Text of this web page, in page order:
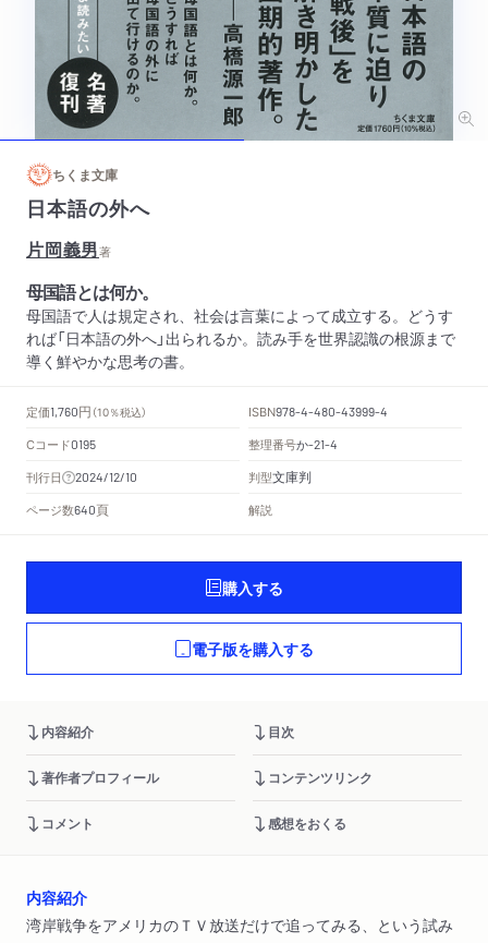
ちくま文庫
日本語の外へ
片岡義男著
母国語とは何か。
母国語で人は規定され、社会は言葉によって成立する。どうす
れば「日本語の外へ」出られるか。読み手を世界認識の根源まで
導く鮮やかな思考の書。
定価1,760円 （10％税込） ISBN978-4-480-43999-4
Cコード0195 整理番号か-21-4
刊行日 2024/12/10 判型文庫判
ページ数640頁 解説
購入する
電子版を購入する
内容紹介 目次
著作者プロフィール コンテンツリンク
コメント 感想をおくる
内容紹介
湾岸戦争をアメリカのＴＶ放送だけで追ってみる、という試み